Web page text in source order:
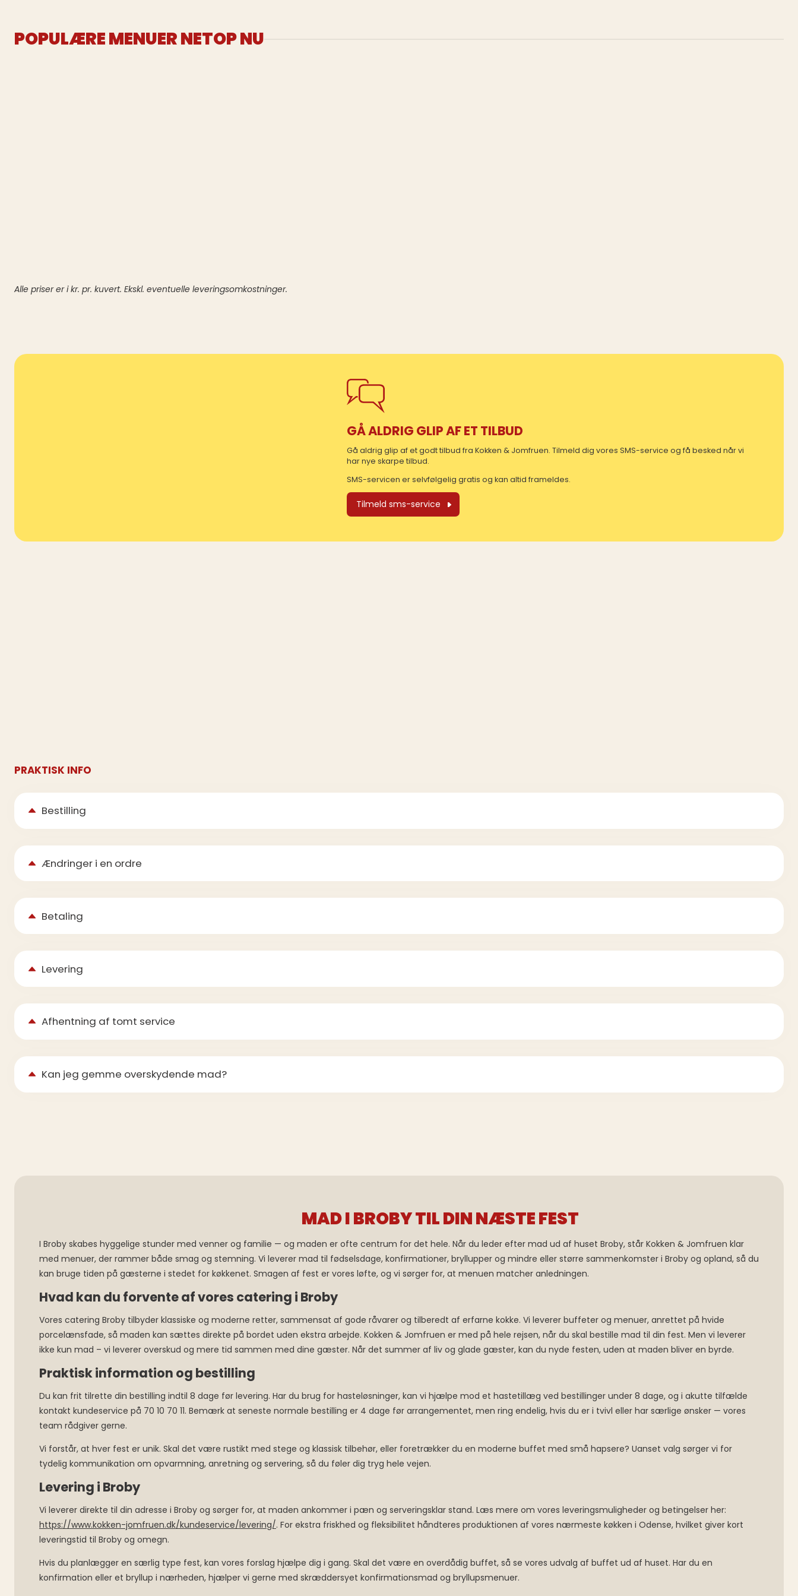
POPULÆRE MENUER NETOP NU
Alle priser er i kr. pr. kuvert. Ekskl. eventuelle leveringsomkostninger.
GÅ ALDRIG GLIP AF ET TILBUD
Gå aldrig glip af et godt tilbud fra Kokken & Jomfruen. Tilmeld dig vores SMS-service og få besked når vi
har nye skarpe tilbud.
SMS-servicen er selvfølgelig gratis og kan altid frameldes.
Tilmeld sms-service
PRAKTISK INFO
Bestilling
Ændringer i en ordre
Betaling
Levering
Afhentning af tomt service
Kan jeg gemme overskydende mad?
MAD I BROBY TIL DIN NÆSTE FEST
I Broby skabes hyggelige stunder med venner og familie — og maden er ofte centrum for det hele. Når du leder efter mad ud af huset Broby, står Kokken & Jomfruen klar
med menuer, der rammer både smag og stemning. Vi leverer mad til fødselsdage, konfirmationer, bryllupper og mindre eller større sammenkomster i Broby og opland, så du
kan bruge tiden på gæsterne i stedet for køkkenet. Smagen af fest er vores løfte, og vi sørger for, at menuen matcher anledningen.
Hvad kan du forvente af vores catering i Broby
Vores catering Broby tilbyder klassiske og moderne retter, sammensat af gode råvarer og tilberedt af erfarne kokke. Vi leverer buffeter og menuer, anrettet på hvide
porcelænsfade, så maden kan sættes direkte på bordet uden ekstra arbejde. Kokken & Jomfruen er med på hele rejsen, når du skal bestille mad til din fest. Men vi leverer
ikke kun mad – vi leverer overskud og mere tid sammen med dine gæster. Når det summer af liv og glade gæster, kan du nyde festen, uden at maden bliver en byrde.
Praktisk information og bestilling
Du kan frit tilrette din bestilling indtil 8 dage før levering. Har du brug for hasteløsninger, kan vi hjælpe mod et hastetillæg ved bestillinger under 8 dage, og i akutte tilfælde
kontakt kundeservice på 70 10 70 11. Bemærk at seneste normale bestilling er 4 dage før arrangementet, men ring endelig, hvis du er i tvivl eller har særlige ønsker — vores
team rådgiver gerne.
Vi forstår, at hver fest er unik. Skal det være rustikt med stege og klassisk tilbehør, eller foretrækker du en moderne buffet med små hapsere? Uanset valg sørger vi for
tydelig kommunikation om opvarmning, anretning og servering, så du føler dig tryg hele vejen.
Levering i Broby
Vi leverer direkte til din adresse i Broby og sørger for, at maden ankommer i pæn og serveringsklar stand. Læs mere om vores leveringsmuligheder og betingelser her:
https://www.kokken-jomfruen.dk/kundeservice/levering/. For ekstra friskhed og fleksibilitet håndteres produktionen af vores nærmeste køkken i Odense, hvilket giver kort
leveringstid til Broby og omegn.
Hvis du planlægger en særlig type fest, kan vores forslag hjælpe dig i gang. Skal det være en overdådig buffet, så se vores udvalg af buffet ud af huset. Har du en
konfirmation eller et bryllup i nærheden, hjælper vi gerne med skræddersyet konfirmationsmad og bryllupsmenuer.